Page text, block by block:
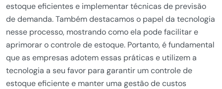
estoque eficientes e implementar técnicas de previsão
de demanda. Também destacamos o papel da tecnologia
nesse processo, mostrando como ela pode facilitar e
aprimorar o controle de estoque. Portanto, é fundamental
que as empresas adotem essas práticas e utilizem a
tecnologia a seu favor para garantir um controle de
estoque eficiente e manter uma gestão de custos